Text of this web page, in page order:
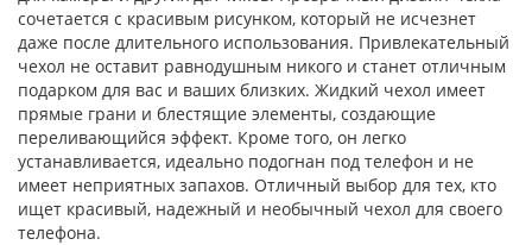
сочетается с красивым рисунком, который не исчезнет
даже после длительного использования. Привлекательный
чехол не оставит равнодушным никого и станет отличным
подарком для вас и ваших близких. Жидкий чехол имеет
прямые грани и блестящие элементы, создающие
переливающийся эффект. Кроме того, он легко
устанавливается, идеально подогнан под телефон и не
имеет неприятных запахов. Отличный выбор для тех, кто
ищет красивый, надежный и необычный чехол для своего
телефона.